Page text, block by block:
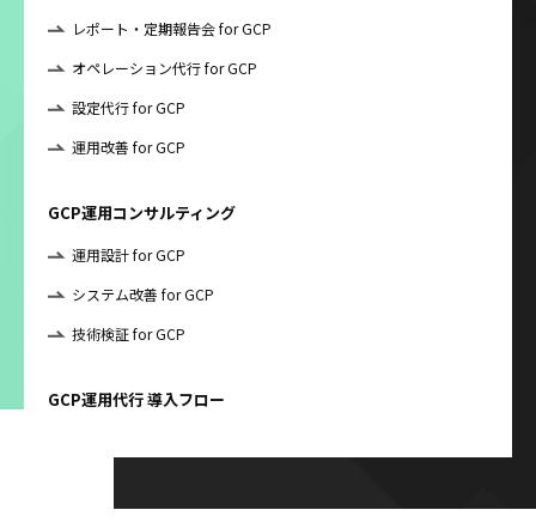
レポート・定期報告会 for GCP
オペレーション代行 for GCP
設定代行 for GCP
運用改善 for GCP
GCP運用コンサルティング
運用設計 for GCP
システム改善 for GCP
技術検証 for GCP
GCP運用代行 導入フロー